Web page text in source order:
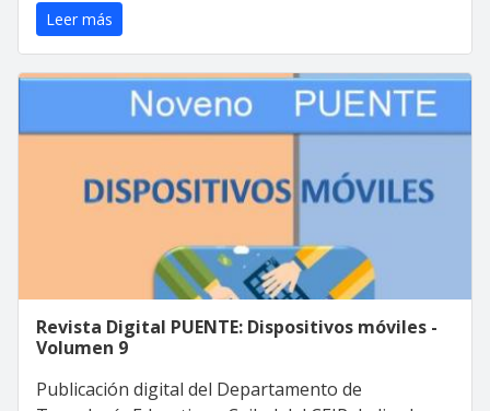
Leer más
Revista Digital PUENTE: Dispositivos móviles -
Volumen 9
Publicación digital del Departamento de